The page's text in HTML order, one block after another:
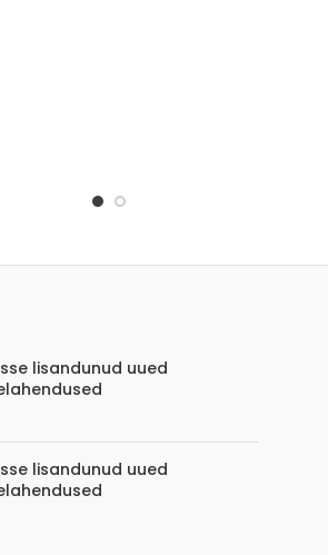
lisandunud uued
lisandunud uued